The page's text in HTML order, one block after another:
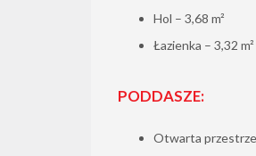
Hol – 3,68 m²
Łazienka – 3,32 m²
PODDASZE:
Otwarta